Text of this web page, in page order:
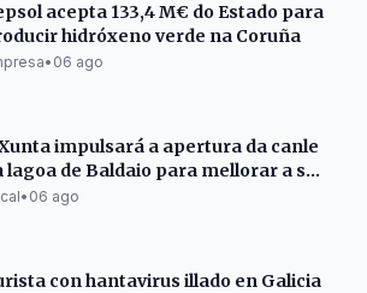
acepta 133,4 M€ do Estado para
hidróxeno verde na Coruña
• 06 ago
impulsará a apertura da canle
lagoa de Baldaio para mellorar a súa
• 06 ago
con hantavirus illado en Galicia